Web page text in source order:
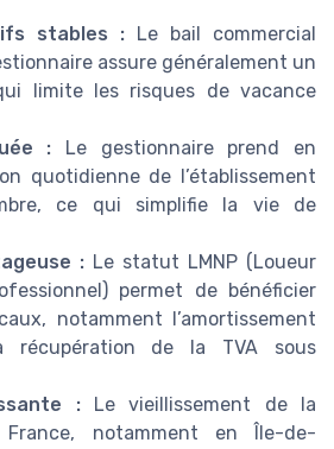
stables : Le bail commercial
assure généralement un
limite les risques de vacance
: Le gestionnaire prend en
quotidienne de l’établissement
ce qui simplifie la vie de
: Le statut LMNP (Loueur
permet de bénéficier
notamment l’amortissement
de la TVA sous
:Le vieillissement de la
notamment en Île-de-